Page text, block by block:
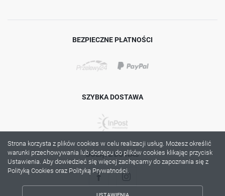
BEZPIECZNE PŁATNOŚCI
SZYBKA DOSTAWA
DOŁĄCZ DO NAS
Strona korzysta z plików cookies w celu realizacji usług. Możesz określić
warunki przechowywania lub dostępu do plików cookies klikając przycisk
Ustawienia. Aby dowiedzieć się więcej zachęcamy do zapoznania się z
Polityką Cookies oraz Polityką Prywatności.